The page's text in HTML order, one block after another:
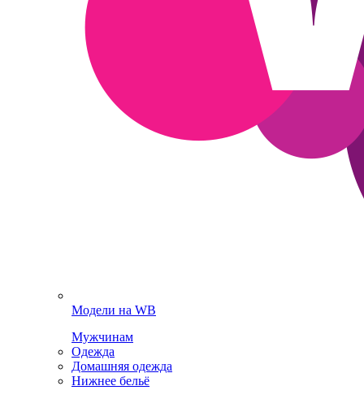
Модели на WB
Мужчинам
Одежда
Домашняя одежда
Нижнее бельё